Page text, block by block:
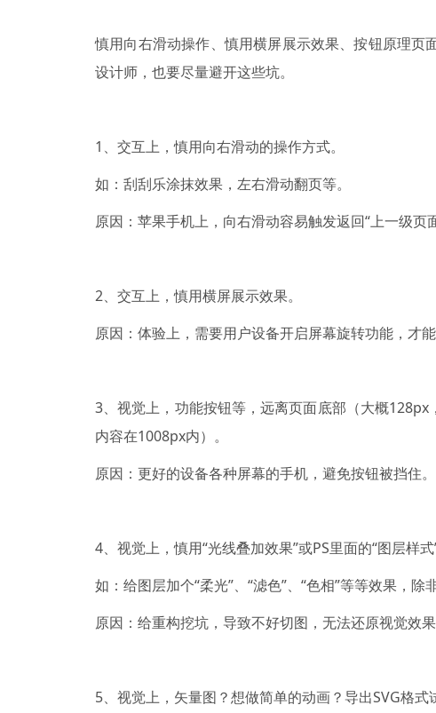
慎用向右滑动操作、慎用横屏展示效果、按钮原理
设计师，也要尽量避开这些坑。
1、交互上，慎用向右滑动的操作方式。
如：刮刮乐涂抹效果，左右滑动翻页等。
原因：苹果手机上，向右滑动容易触发返回“上一级页面
2、交互上，慎用横屏展示效果。
原因：体验上，需要用户设备开启屏幕旋转功能，才
3、视觉上，功能按钮等，远离页面底部（大概
内容在1008px内）。
原因：更好的设备各种屏幕的手机，避免按钮被挡住。
4、视觉上，慎用“光线叠加效果”或PS里面的“图层样式
如：给图层加个“柔光”、“滤色”、“色相”等等效果，除
原因：给重构挖坑，导致不好切图，无法还原视觉效果
5、视觉上，矢量图？想做简单的动画？导出SVG格式